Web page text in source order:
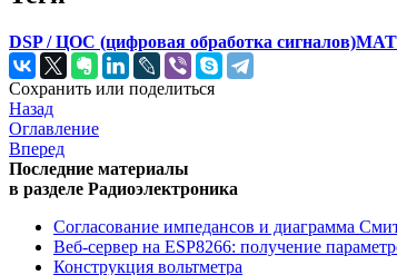
DSP / ЦОС (цифровая обработка сигналов)
Сохранить или поделиться
Назад
Оглавление
Вперед
Последние материалы
в разделе Радиоэлектроника
Согласование импедансов и диаграмма
Веб-сервер на ESP8266: получение
Конструкция вольтметра